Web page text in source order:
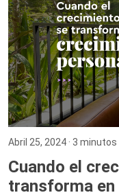
testimonios de más
para ofrecer una
Abril 25, 2024 · 3
Cuando el
transforma en